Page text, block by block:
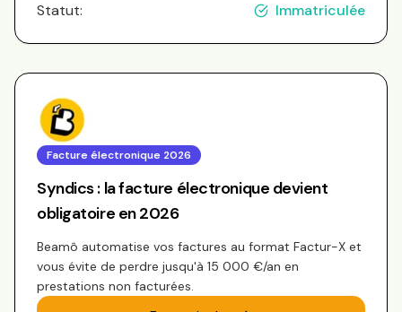
Statut:
Immatriculée
Facture électronique 2026
Syndics : la facture électronique devient
obligatoire en 2026
Beamô automatise vos factures au format Factur-X et
vous évite de perdre jusqu'à 15 000 €/an en
prestations non facturées.